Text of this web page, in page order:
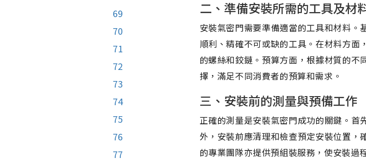
69
70
71
72
73
74
75
76
77
二、準備安裝所需的工具及材
安裝氣密門需要準備適當的工具和材料
順利、精確不可或缺的工具。在材料方
的螺絲和鉸鏈。預算方面，根據材質的
擇，滿足不同消費者的預算和需求。
三、安裝前的測量與預備工作
正確的測量是安裝氣密門成功的關鍵。
外，安裝前應清理和檢查預定安裝位置，
的專業團隊亦提供預組裝服務，使安裝過